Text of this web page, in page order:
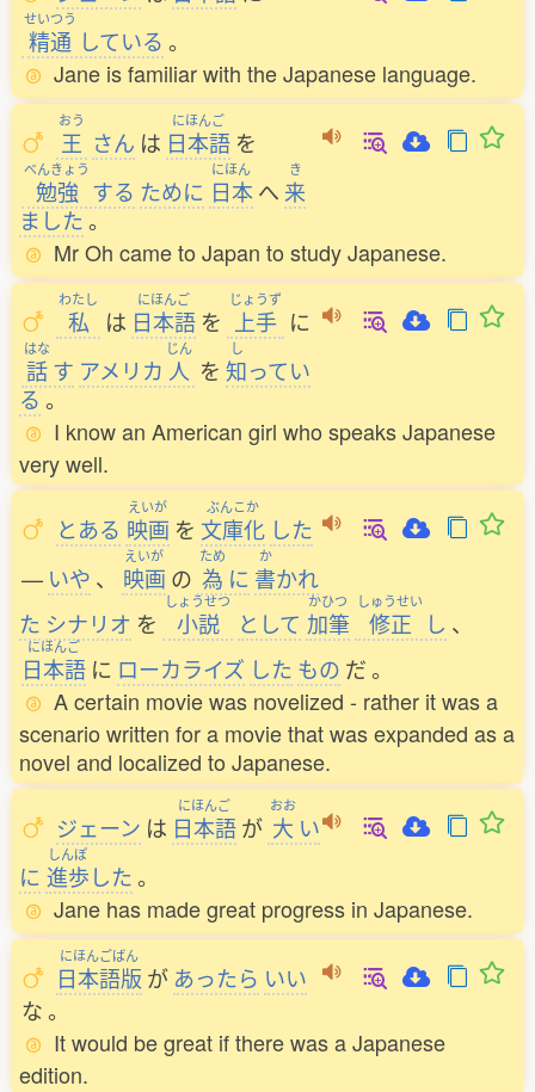
せいつう
精通 している 。
Jane is familiar with the Japanese language.
おう
王 さん は
にほんご
日本語 を
べんきょう
勉強 する ために
にほん
日本 へ
き
来
ました。
Mr Oh came to Japan to study Japanese.
わたし
私 は
にほんご
日本語 を
じょうず
上手 に
はな
話す アメリカ
じん
人 を
し
知ってい
る 。
I know an American girl who speaks Japanese
very well.
とある
えいが
映画 を
ぶんこか
文庫化 した
— いや 、
えいが
映画 の
ため
為 に
か
書かれ
た シナリオ を
しょうせつ
小説 として
かひつ
加筆
しゅうせい
修正 し 、
にほんご
日本語 に ローカライズ した もの だ。
A certain movie was novelized - rather it was a
scenario written for a movie that was expanded as a
novel and localized to Japanese.
ジェーン は
にほんご
日本語が
おお
大 い
に
しんぽ
進歩した。
Jane has made great progress in Japanese.
にほんごばん
日本語版 が あったら いい
な。
It would be great if there was a Japanese
edition.